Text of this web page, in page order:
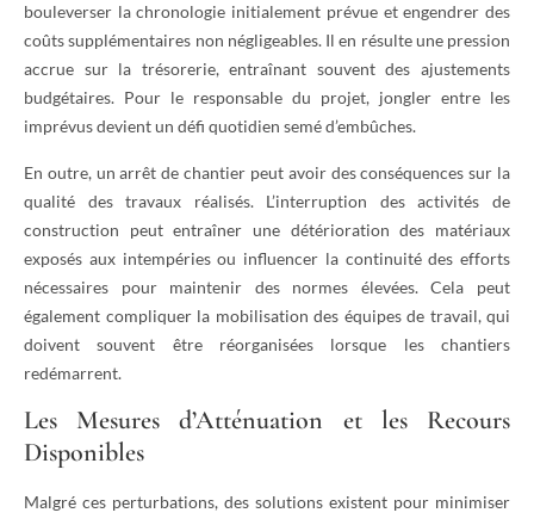
bouleverser la chronologie initialement prévue et engendrer des
coûts supplémentaires non négligeables. Il en résulte une pression
accrue sur la trésorerie, entraînant souvent des ajustements
budgétaires. Pour le responsable du projet, jongler entre les
imprévus devient un défi quotidien semé d’embûches.
En outre, un arrêt de chantier peut avoir des conséquences sur la
qualité des travaux réalisés. L’interruption des activités de
construction peut entraîner une détérioration des matériaux
exposés aux intempéries ou influencer la continuité des efforts
nécessaires pour maintenir des normes élevées. Cela peut
également compliquer la mobilisation des équipes de travail, qui
doivent souvent être réorganisées lorsque les chantiers
redémarrent.
Les Mesures d’Atténuation et les Recours
Disponibles
Malgré ces perturbations, des solutions existent pour minimiser